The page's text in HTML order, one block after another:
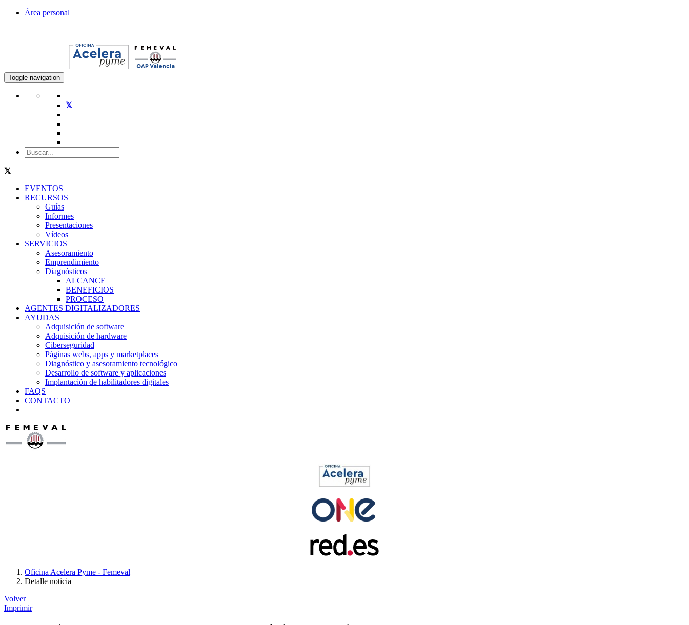
Área personal
Toggle navigation
EVENTOS
RECURSOS
Guías
Informes
Presentaciones
Vídeos
SERVICIOS
Asesoramiento
Emprendimiento
Diagnósticos
ALCANCE
BENEFICIOS
PROCESO
AGENTES DIGITALIZADORES
AYUDAS
Adquisición de software
Adquisición de hardware
Ciberseguridad
Páginas webs, apps y marketplaces
Diagnóstico y asesoramiento tecnológico
Desarrollo de software y aplicaciones
Implantación de habilitadores digitales
FAQS
CONTACTO
Oficina Acelera Pyme - Femeval
Detalle noticia
Volver
Imprimir